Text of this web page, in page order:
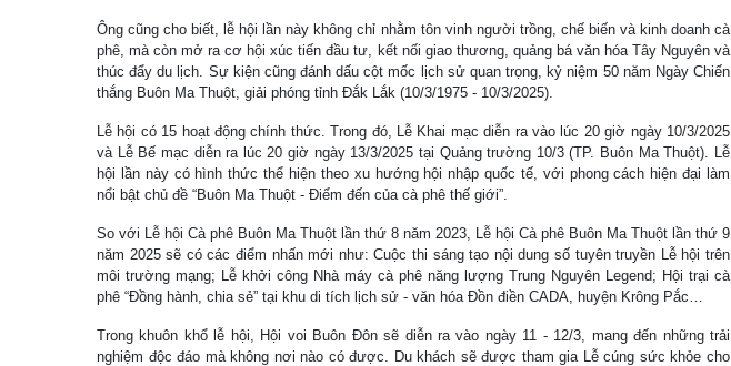
Ông cũng cho biết, lễ hội lần này không chỉ nhằm tôn vinh người trồng, chế biến và kinh doanh cà
phê, mà còn mở ra cơ hội xúc tiến đầu tư, kết nối giao thương, quảng bá văn hóa Tây Nguyên và
thúc đẩy du lịch. Sự kiện cũng đánh dấu cột mốc lịch sử quan trọng, kỷ niệm 50 năm Ngày Chiến
thắng Buôn Ma Thuột, giải phóng tỉnh Đắk Lắk (10/3/1975 - 10/3/2025).
Lễ hội có 15 hoạt động chính thức. Trong đó, Lễ Khai mạc diễn ra vào lúc 20 giờ ngày 10/3/2025
và Lễ Bế mạc diễn ra lúc 20 giờ ngày 13/3/2025 tại Quảng trường 10/3 (TP. Buôn Ma Thuột). Lễ
hội lần này có hình thức thể hiện theo xu hướng hội nhập quốc tế, với phong cách hiện đại làm
nổi bật chủ đề “Buôn Ma Thuột - Điểm đến của cà phê thế giới”.
So với Lễ hội Cà phê Buôn Ma Thuột lần thứ 8 năm 2023, Lễ hội Cà phê Buôn Ma Thuột lần thứ 9
năm 2025 sẽ có các điểm nhấn mới như: Cuộc thi sáng tạo nội dung số tuyên truyền Lễ hội trên
môi trường mạng; Lễ khởi công Nhà máy cà phê năng lượng Trung Nguyên Legend; Hội trại cà
phê “Đồng hành, chia sẻ” tại khu di tích lịch sử - văn hóa Đồn điền CADA, huyện Krông Pắc…
Trong khuôn khổ lễ hội, Hội voi Buôn Đôn sẽ diễn ra vào ngày 11 - 12/3, mang đến những trải
nghiệm độc đáo mà không nơi nào có được. Du khách sẽ được tham gia Lễ cúng sức khỏe cho